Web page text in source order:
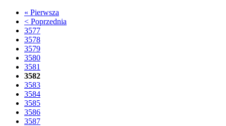
« Pierwsza
< Poprzednia
3577
3578
3579
3580
3581
3582
3583
3584
3585
3586
3587